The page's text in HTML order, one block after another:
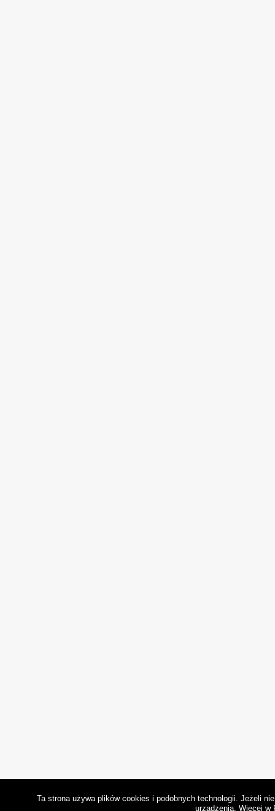
Ta strona używa plików cookies i podobnych technologii. Jeżeli
urządzenia. Więcej w